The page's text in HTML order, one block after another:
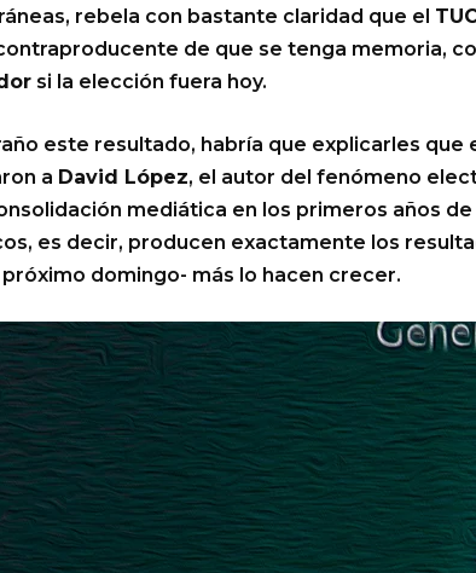
rebela con bastante claridad que el
de que se tenga memoria,
si la elección fuera hoy.
este resultado, habría que explicarles
a David López, el autor del fenómeno
mediática en los primeros años
es decir, producen exactamente los
domingo- más lo hacen crecer.